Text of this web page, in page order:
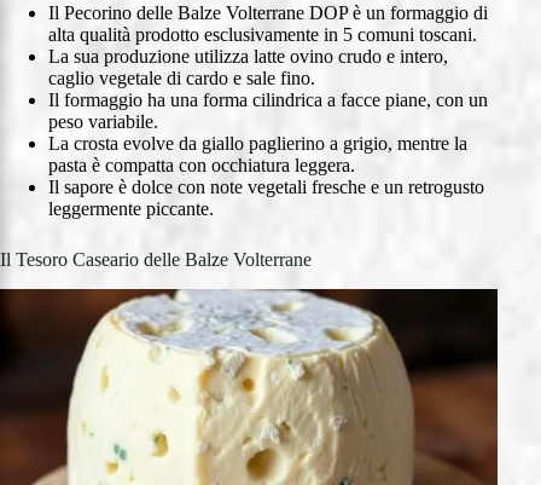
Il Pecorino delle Balze Volterrane DOP è un formaggio di
alta qualità prodotto esclusivamente in 5 comuni toscani.
La sua produzione utilizza latte ovino crudo e intero,
caglio vegetale di cardo e sale fino.
Il formaggio ha una forma cilindrica a facce piane, con un
peso variabile.
La crosta evolve da giallo paglierino a grigio, mentre la
pasta è compatta con occhiatura leggera.
Il sapore è dolce con note vegetali fresche e un retrogusto
leggermente piccante.
Il Tesoro Caseario delle Balze Volterrane